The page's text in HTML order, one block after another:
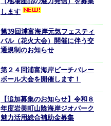
します
第39回浦富海岸元気フェスティ
バル（花火大会）開催に伴う交
通規制のお知らせ
第２４回浦富海岸ビーチバレー
ボール大会を開催します！
【追加募集のお知らせ】令和８
年度岩美町山陰海岸ジオパーク
魅力活用総合補助金募集